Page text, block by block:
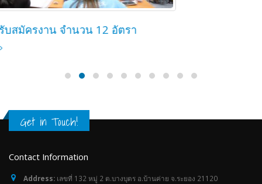
Get in Touch!
Contact Information
Phone:038-015299
Email: contactus@atbis.ac.th